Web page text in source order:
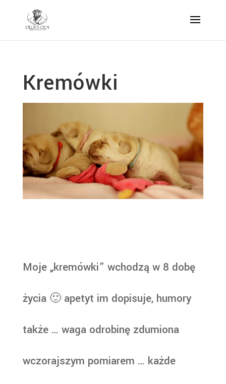
Kremówki
Moje „kremówki” wchodzą w 8 dobę
życia 🙂 apetyt im dopisuje, humory
także … waga odrobinę zdumiona
wczorajszym pomiarem … każde